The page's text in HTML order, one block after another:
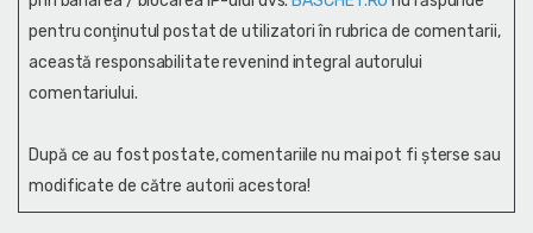
pentru conţinutul postat de utilizatori în rubrica de comentarii,
această responsabilitate revenind integral autorului
comentariului.
După ce au fost postate, comentariile nu mai pot fi șterse sau
modificate de către autorii acestora!